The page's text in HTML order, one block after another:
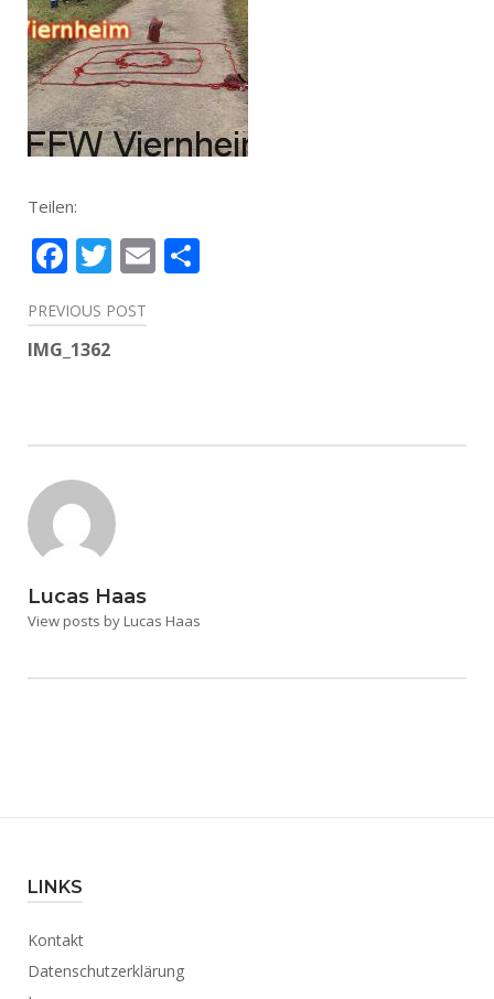
Teilen:
Facebook
Twitter
Email
Beitragsnavigation
PREVIOUS POST
IMG_1362
Lucas Haas
View posts by Lucas Haas
LINKS
Kontakt
Datenschutzerklärung